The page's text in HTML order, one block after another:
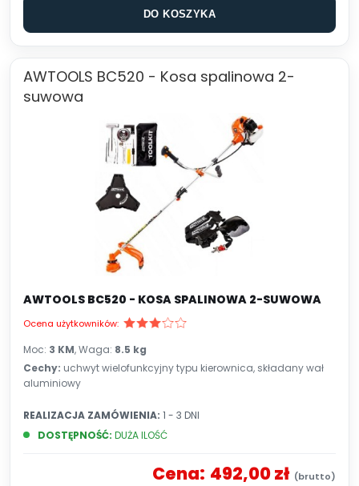
DO KOSZYKA
AWTOOLS BC520 - Kosa spalinowa 2-
suwowa
AWTOOLS BC520 - KOSA SPALINOWA 2-SUWOWA
Ocena użytkowników:
Moc: 3 KM, Waga: 8.5 kg
Cechy: uchwyt wielofunkcyjny typu kierownica, składany wał
aluminiowy
DOSTĘPNOŚĆ: DUŻA ILOŚĆ
REALIZACJA ZAMÓWIENIA: 1 - 3 DNI
Cena: 492,00 zł